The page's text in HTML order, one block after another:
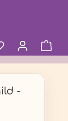
-